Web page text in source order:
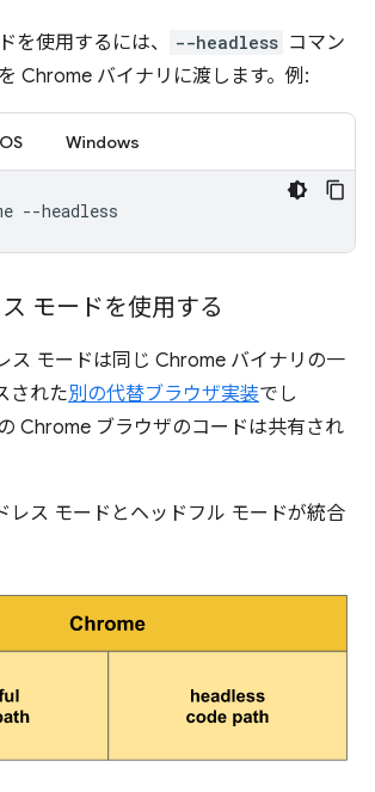
を使用するには、 --headless コマン
Chrome バイナリに渡します。例:
Windows
モードを使用する
ス モードは同じ Chrome バイナリの一
された別の代替ブラウザ実装でし
Chrome ブラウザのコードは共有され
レス モードとヘッドフル モードが統合